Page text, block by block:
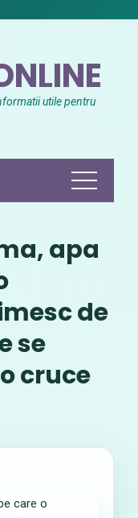
utile pentru
apa
de
se
cruce